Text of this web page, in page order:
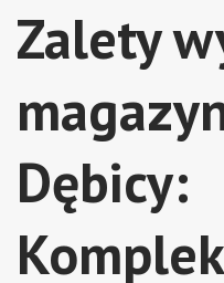
Zalety
Dębicy: